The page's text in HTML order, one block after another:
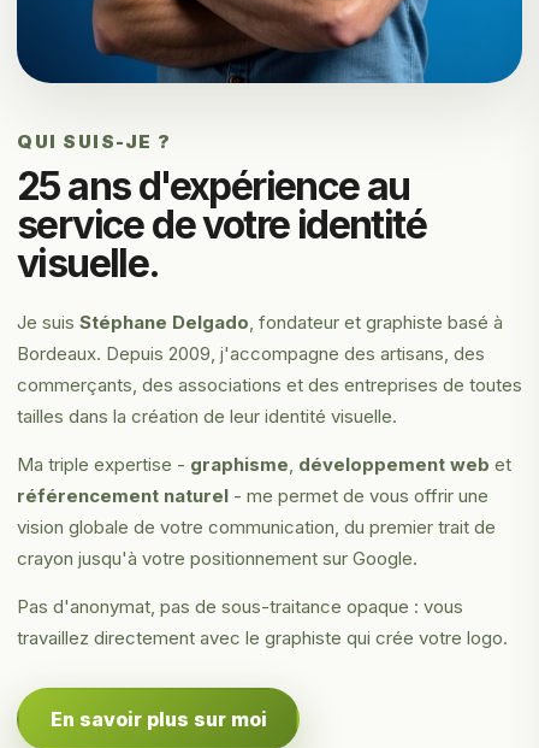
QUI SUIS-JE ?
25 ans d'expérience au
service de votre identité
visuelle.
Je suis Stéphane Delgado, fondateur et graphiste basé à
Bordeaux. Depuis 2009, j'accompagne des artisans, des
commerçants, des associations et des entreprises de toutes
tailles dans la création de leur identité visuelle.
Ma triple expertise - graphisme, développement web et
référencement naturel - me permet de vous offrir une
vision globale de votre communication, du premier trait de
crayon jusqu'à votre positionnement sur Google.
Pas d'anonymat, pas de sous-traitance opaque : vous
travaillez directement avec le graphiste qui crée votre logo.
En savoir plus sur moi